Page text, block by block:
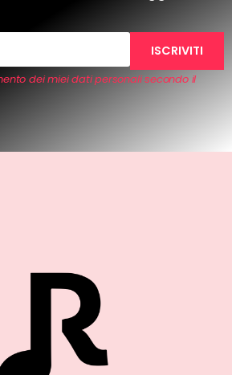
dei miei dati personali secondo il